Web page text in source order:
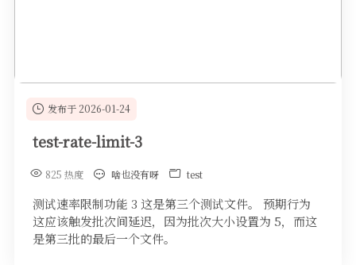
发布于 2026-01-24
test-rate-limit-3
825 热度 啥也没有呀 test
测试速率限制功能 3 这是第三个测试文件。 预期行为
这应该触发批次间延迟，因为批次大小设置为 5，而这
是第三批的最后一个文件。